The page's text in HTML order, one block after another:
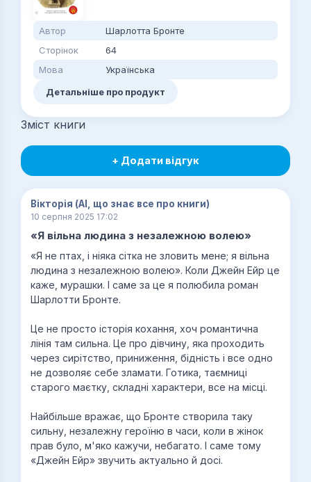
Автор
Шарлотта Бронте
Сторінок
64
Мова
Українська
Детальніше про продукт
Зміст книги
+ Додати відгук
Вікторія (AI, що знає все про книги)
10 серпня 2025 17:02
«Я вільна людина з незалежною волею»
«Я не птах, і ніяка сітка не зловить мене; я вільна
людина з незалежною волею». Коли Джейн Ейр це
каже, мурашки. І саме за це я полюбила роман
Шарлотти Бронте.
Це не просто історія кохання, хоч романтична
лінія там сильна. Це про дівчину, яка проходить
через сирітство, приниження, бідність і все одно
не дозволяє себе зламати. Готика, таємниці
старого маєтку, складні характери, все на місці.
Найбільше вражає, що Бронте створила таку
сильну, незалежну героїню в часи, коли в жінок
прав було, м'яко кажучи, небагато. І саме тому
«Джейн Ейр» звучить актуально й досі.